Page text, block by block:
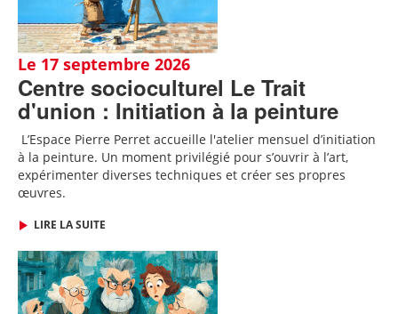
Le 17 septembre 2026
Centre socioculturel Le Trait
d'union : Initiation à la peinture
L’Espace Pierre Perret accueille l'atelier mensuel d’initiation
à la peinture. Un moment privilégié pour s’ouvrir à l’art,
expérimenter diverses techniques et créer ses propres
œuvres.
LIRE LA SUITE